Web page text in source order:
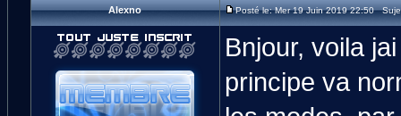
Alexno Posté le: Mer 19 Juin 2019 22:50
Bnjour, voila
principe va